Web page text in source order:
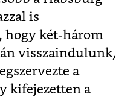
is
hogy két-három
visszaindulunk,
a
kifejezetten a